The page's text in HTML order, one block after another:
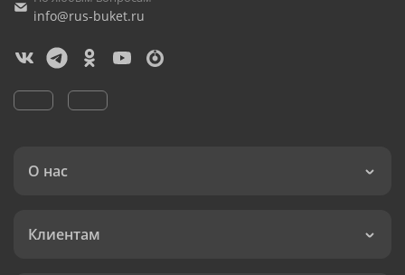
info@rus-buket.ru
О нас
Клиентам